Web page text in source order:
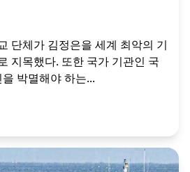
단체가 김정은을 세계 최악의 기
지목했다. 또한 국가 기관인 국
박멸해야 하는...